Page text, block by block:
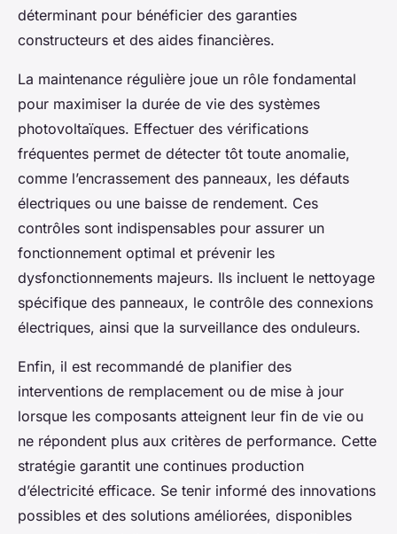
déterminant pour bénéficier des garanties
constructeurs et des aides financières.
La maintenance régulière joue un rôle fondamental
pour maximiser la durée de vie des systèmes
photovoltaïques. Effectuer des vérifications
fréquentes permet de détecter tôt toute anomalie,
comme l’encrassement des panneaux, les défauts
électriques ou une baisse de rendement. Ces
contrôles sont indispensables pour assurer un
fonctionnement optimal et prévenir les
dysfonctionnements majeurs. Ils incluent le nettoyage
spécifique des panneaux, le contrôle des connexions
électriques, ainsi que la surveillance des onduleurs.
Enfin, il est recommandé de planifier des
interventions de remplacement ou de mise à jour
lorsque les composants atteignent leur fin de vie ou
ne répondent plus aux critères de performance. Cette
stratégie garantit une continues production
d’électricité efficace. Se tenir informé des innovations
possibles et des solutions améliorées, disponibles